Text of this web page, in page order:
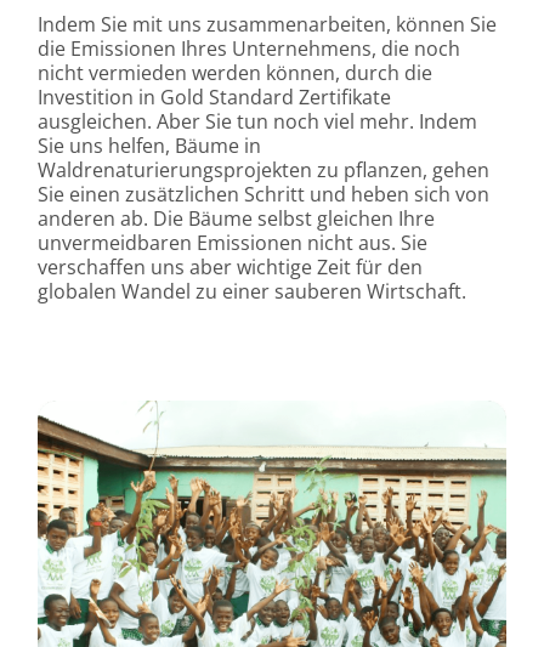
Indem Sie mit uns zusammenarbeiten, können Sie
die Emissionen Ihres Unternehmens, die noch
nicht vermieden werden können, durch die
Investition in Gold Standard Zertifikate
ausgleichen. Aber Sie tun noch viel mehr. Indem
Sie uns helfen, Bäume in
Waldrenaturierungsprojekten zu pflanzen, gehen
Sie einen zusätzlichen Schritt und heben sich von
anderen ab. Die Bäume selbst gleichen Ihre
unvermeidbaren Emissionen nicht aus. Sie
verschaffen uns aber wichtige Zeit für den
globalen Wandel zu einer sauberen Wirtschaft.